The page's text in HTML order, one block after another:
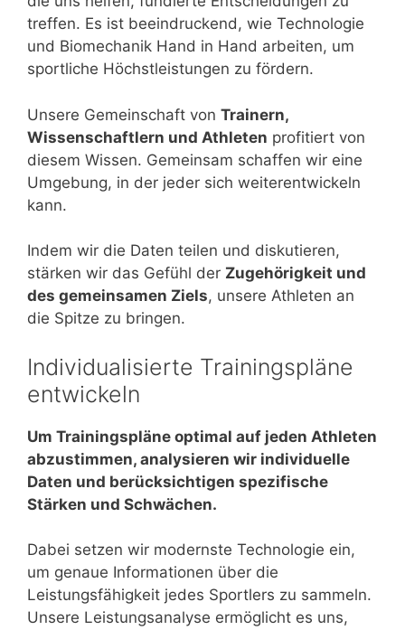
treffen. Es ist beeindruckend, wie Technologie
und Biomechanik Hand in Hand arbeiten, um
sportliche Höchstleistungen zu fördern.
Unsere Gemeinschaft von Trainern,
Wissenschaftlern und Athleten profitiert von
diesem Wissen. Gemeinsam schaffen wir eine
Umgebung, in der jeder sich weiterentwickeln
kann.
Indem wir die Daten teilen und diskutieren,
stärken wir das Gefühl der Zugehörigkeit und
des gemeinsamen Ziels, unsere Athleten an
die Spitze zu bringen.
Individualisierte Trainingspläne
entwickeln
Um Trainingspläne optimal auf jeden Athleten
abzustimmen, analysieren wir individuelle
Daten und berücksichtigen spezifische
Stärken und Schwächen.
Dabei setzen wir modernste Technologie ein,
um genaue Informationen über die
Leistungsfähigkeit jedes Sportlers zu sammeln.
Unsere Leistungsanalyse ermöglicht es uns,